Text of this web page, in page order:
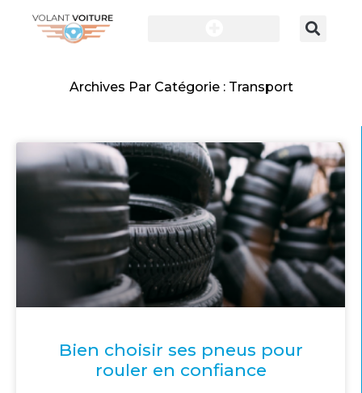
Archives Par Catégorie : Transport
Bien choisir ses pneus pour
rouler en confiance